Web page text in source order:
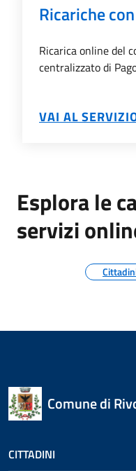
Ricariche
Ricarica online del
centralizzato di
VAI AL
Esplora le
servizi
Comune di
CITTADINI